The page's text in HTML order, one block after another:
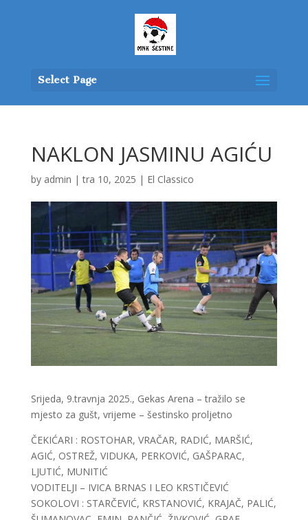
Select Page
NAKLON JASMINU AGIĆU
by admin |tra 10, 2025 | El Classico
Srijeda, 9.travnja 2025., Gekas Arena – tražilo se
mjesto za gušt, vrijeme – šestinsko proljetno
ČEKIĆARI : ROSTOHAR, VRAČAR, RADIĆ, MARŠIĆ,
AGIĆ, OSTREŽ, VIDUKA, PERKOVIĆ, GAŠPARAC,
LJUTIĆ, MUNITIĆ
VODITELJI – IVICA BRNAS I LEO KRSTIČEVIĆ
SOKOLOVI : STARČEVIĆ, KRSTANOVIĆ, KRAJAČ, PALIĆ,